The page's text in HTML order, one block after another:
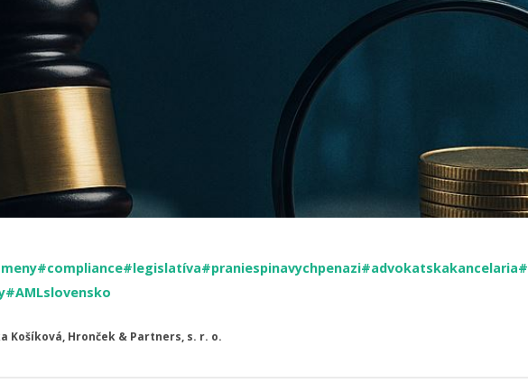
#compliance#legislatíva#praniespinavychpenazi#advokatskakancelaria
#AMLslovensko
Košíková, Hronček & Partners, s. r. o.